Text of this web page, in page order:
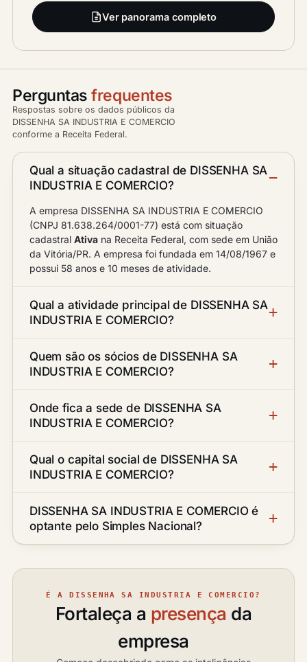
Ver panorama completo
Perguntasfrequentes
Respostas sobre os dados públicos da
DISSENHA SA INDUSTRIA E COMERCIO
conforme a Receita Federal.
Qual a situação cadastral de DISSENHA SA
INDUSTRIA E COMERCIO?
A empresa DISSENHA SA INDUSTRIA E COMERCIO
(CNPJ 81.638.264/0001-77) está com situação
cadastral Ativa na Receita Federal, com sede em União
da Vitória/PR. A empresa foi fundada em 14/08/1967 e
possui 58 anos e 10 meses de atividade.
Qual a atividade principal de DISSENHA SA
INDUSTRIA E COMERCIO?
Quem são os sócios de DISSENHA SA
INDUSTRIA E COMERCIO?
Onde fica a sede de DISSENHA SA
INDUSTRIA E COMERCIO?
Qual o capital social de DISSENHA SA
INDUSTRIA E COMERCIO?
DISSENHA SA INDUSTRIA E COMERCIO é
optante pelo Simples Nacional?
É A DISSENHA SA INDUSTRIA E COMERCIO?
Fortaleça a presença da
empresa